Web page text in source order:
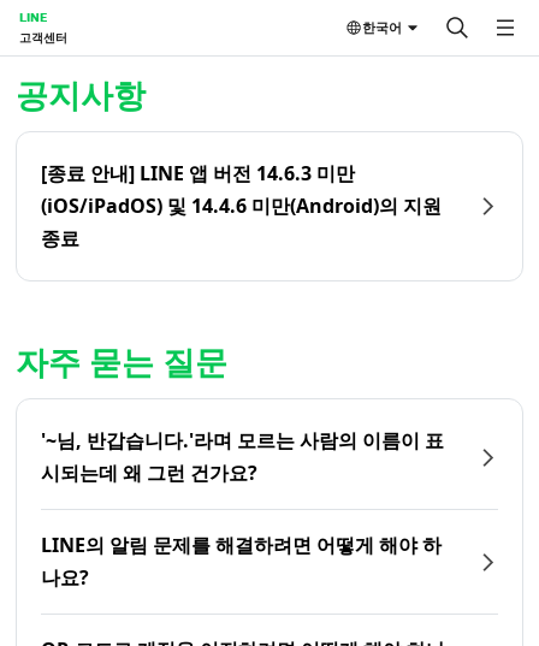
LINE
고객센터
한국어
공지사항
[종료 안내] LINE 앱 버전 14.6.3 미만
(iOS/iPadOS) 및 14.4.6 미만(Android)의 지원
종료
자주 묻는 질문
'~님, 반갑습니다.'라며 모르는 사람의 이름이 표
시되는데 왜 그런 건가요?
LINE의 알림 문제를 해결하려면 어떻게 해야 하
나요?